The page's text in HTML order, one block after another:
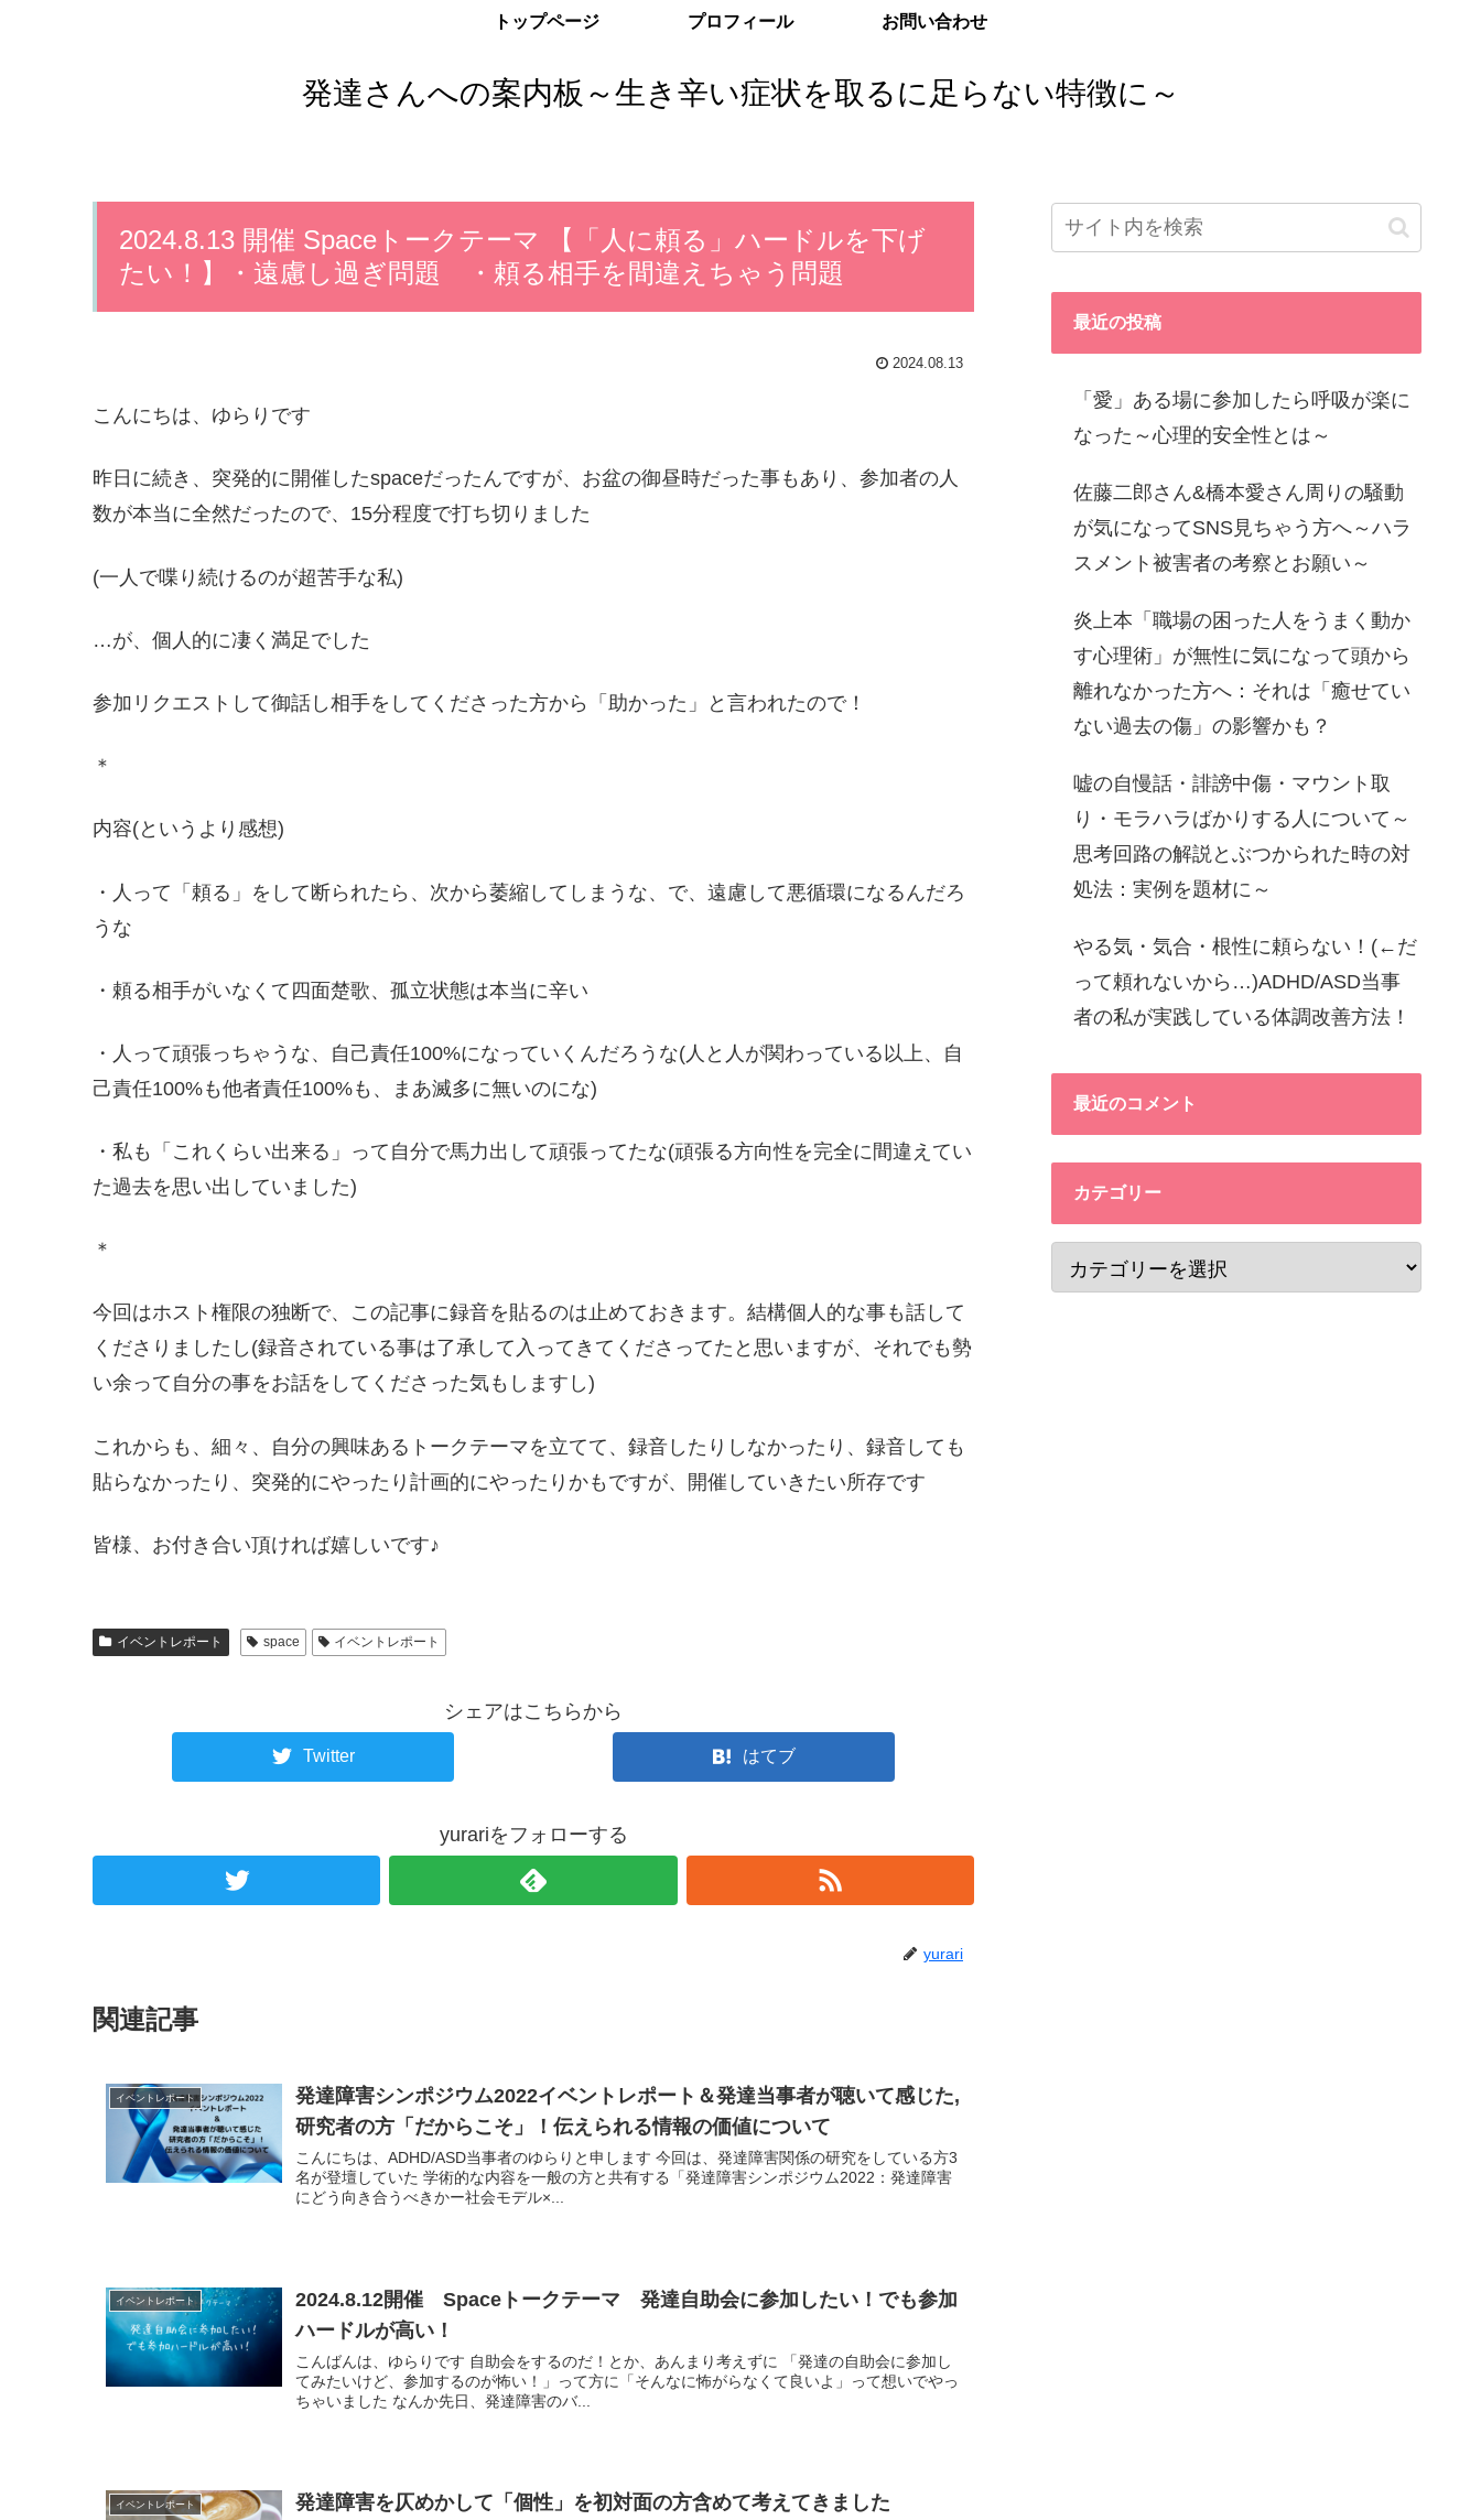
発達さんへの案内板～生き辛い症状を取るに足らない特徴に～
トップページ プロフィール お問い合わせ
2024.8.13 開催 Spaceトークテーマ 【「人に頼る」ハードルを下げ
たい！】・遠慮し過ぎ問題 ・頼る相手を間違えちゃう問題
2024.08.13
こんにちは、ゆらりです
昨日に続き、突発的に開催したspaceだったんですが、お盆の御昼時だった事もあり、参加者の人
数が本当に全然だったので、15分程度で打ち切りました
(一人で喋り続けるのが超苦手な私)
…が、個人的に凄く満足でした
参加リクエストして御話し相手をしてくださった方から「助かった」と言われたので！
＊
内容(というより感想)
・人って「頼る」をして断られたら、次から萎縮してしまうな、で、遠慮して悪循環になるんだろ
うな
・頼る相手がいなくて四面楚歌、孤立状態は本当に辛い
・人って頑張っちゃうな、自己責任100%になっていくんだろうな(人と人が関わっている以上、自
己責任100%も他者責任100%も、まあ滅多に無いのにな)
・私も「これくらい出来る」って自分で馬力出して頑張ってたな(頑張る方向性を完全に間違えてい
た過去を思い出していました)
＊
今回はホスト権限の独断で、この記事に録音を貼るのは止めておきます。結構個人的な事も話して
くださりましたし(録音されている事は了承して入ってきてくださってたと思いますが、それでも勢
い余って自分の事をお話をしてくださった気もしますし)
これからも、細々、自分の興味あるトークテーマを立てて、録音したりしなかったり、録音しても
貼らなかったり、突発的にやったり計画的にやったりかもですが、開催していきたい所存です
皆様、お付き合い頂ければ嬉しいです♪
イベントレポート space イベントレポート
シェアはこちらから
Twitter はてブ
yurariをフォローする
yurari
関連記事
イベントレポート
発達障害シンポジウム2022イベントレポート＆発達当事者が聴いて感じた,
研究者の方「だからこそ」！伝えられる情報の価値について
こんにちは、ADHD/ASD当事者のゆらりと申します 今回は、発達障害関係の研究をしている方3
名が登壇していた 学術的な内容を一般の方と共有する「発達障害シンポジウム2022：発達障害
にどう向き合うべきかー社会モデル×...
イベントレポート
2024.8.12開催 Spaceトークテーマ 発達自助会に参加したい！でも参加
ハードルが高い！
こんばんは、ゆらりです 自助会をするのだ！とか、あんまり考えずに 「発達の自助会に参加し
てみたいけど、参加するのが怖い！」って方に「そんなに怖がらなくて良いよ」って想いでやっ
ちゃいました なんか先日、発達障害のバ...
イベントレポート 発達障害を仄めかして「個性」を初対面の方含めて考えてきました
最近の投稿
「愛」ある場に参加したら呼吸が楽に
なった～心理的安全性とは～
佐藤二郎さん&橋本愛さん周りの騒動
が気になってSNS見ちゃう方へ～ハラ
スメント被害者の考察とお願い～
炎上本「職場の困った人をうまく動か
す心理術」が無性に気になって頭から
離れなかった方へ：それは「癒せてい
ない過去の傷」の影響かも？
嘘の自慢話・誹謗中傷・マウント取
り・モラハラばかりする人について～
思考回路の解説とぶつかられた時の対
処法：実例を題材に～
やる気・気合・根性に頼らない！(←だ
って頼れないから…)ADHD/ASD当事
者の私が実践している体調改善方法！
最近のコメント
カテゴリー